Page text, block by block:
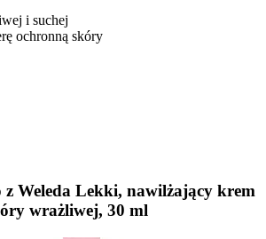
i suchej
ochronną skóry
z Weleda Lekki, nawilżający krem
wrażliwej, 30 ml